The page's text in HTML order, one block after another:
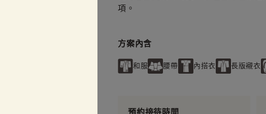
項。
方案內含
和服 腰帶 內搭衣 長版襯衣
預約接待時間